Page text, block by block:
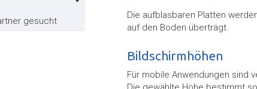
gesucht
Die aufblasbaren Platten
auf den Boden überträgt.
Bildschirmhöhen
Für mobile Anwendungen sind